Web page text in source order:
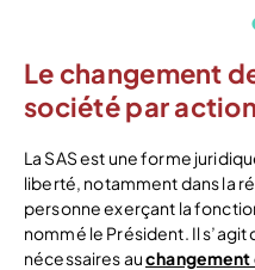
Le changement
société par
La SAS est une forme
liberté, notamment dans la
personne exerçant la
nommé le Président. Il
nécessaires auchangement